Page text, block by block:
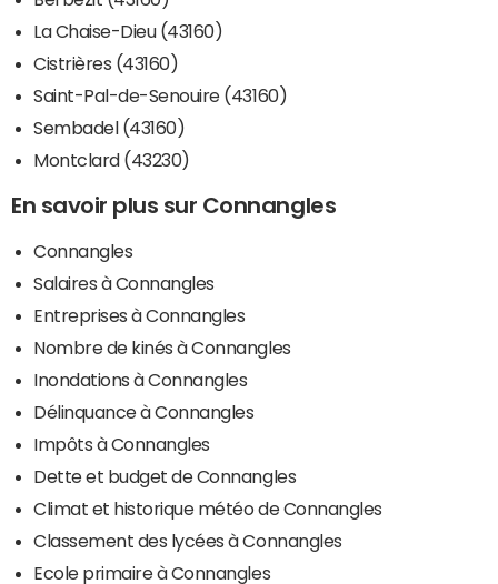
La Chaise-Dieu (43160)
Cistrières (43160)
Saint-Pal-de-Senouire (43160)
Sembadel (43160)
Montclard (43230)
En savoir plus sur Connangles
Connangles
Salaires à Connangles
Entreprises à Connangles
Nombre de kinés à Connangles
Inondations à Connangles
Délinquance à Connangles
Impôts à Connangles
Dette et budget de Connangles
Climat et historique météo de Connangles
Classement des lycées à Connangles
Ecole primaire à Connangles